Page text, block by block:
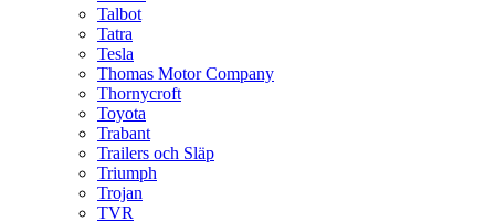
Talbot
Tatra
Tesla
Thomas Motor Company
Thornycroft
Toyota
Trabant
Trailers och Släp
Triumph
Trojan
TVR